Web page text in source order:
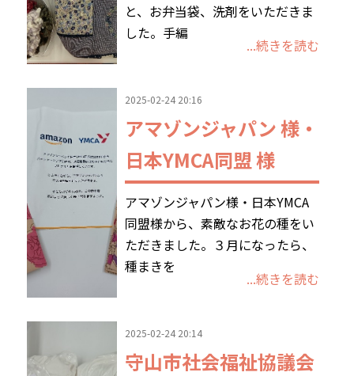
と、お弁当袋、洗剤をいただきま
した。手編
...続きを読む
2025-02-24 20:16
アマゾンジャパン 様・
日本YMCA同盟 様
アマゾンジャパン様・日本YMCA
同盟様から、素敵なお花の種をい
ただきました。３月になったら、
種まきを
...続きを読む
2025-02-24 20:14
守山市社会福祉協議会